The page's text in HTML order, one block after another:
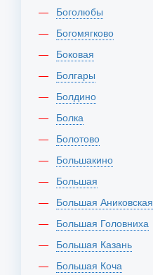
Боголюбы
Богомягково
Боковая
Болгары
Болдино
Болка
Болотово
Большакино
Большая
Большая Аниковская
Большая Головниха
Большая Казань
Большая Коча